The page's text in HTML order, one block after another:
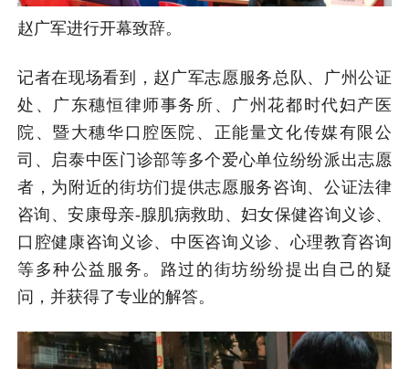
赵广军进行开幕致辞。
记者在现场看到，赵广军志愿服务总队、广州公证
处、广东穗恒律师事务所、广州花都时代妇产医
院、暨大穗华口腔医院、正能量文化传媒有限公
司、启泰中医门诊部等多个爱心单位纷纷派出志愿
者，为附近的街坊们提供志愿服务咨询、公证法律
咨询、安康母亲-腺肌病救助、妇女保健咨询义诊、
口腔健康咨询义诊、中医咨询义诊、心理教育咨询
等多种公益服务。路过的街坊纷纷提出自己的疑
问，并获得了专业的解答。